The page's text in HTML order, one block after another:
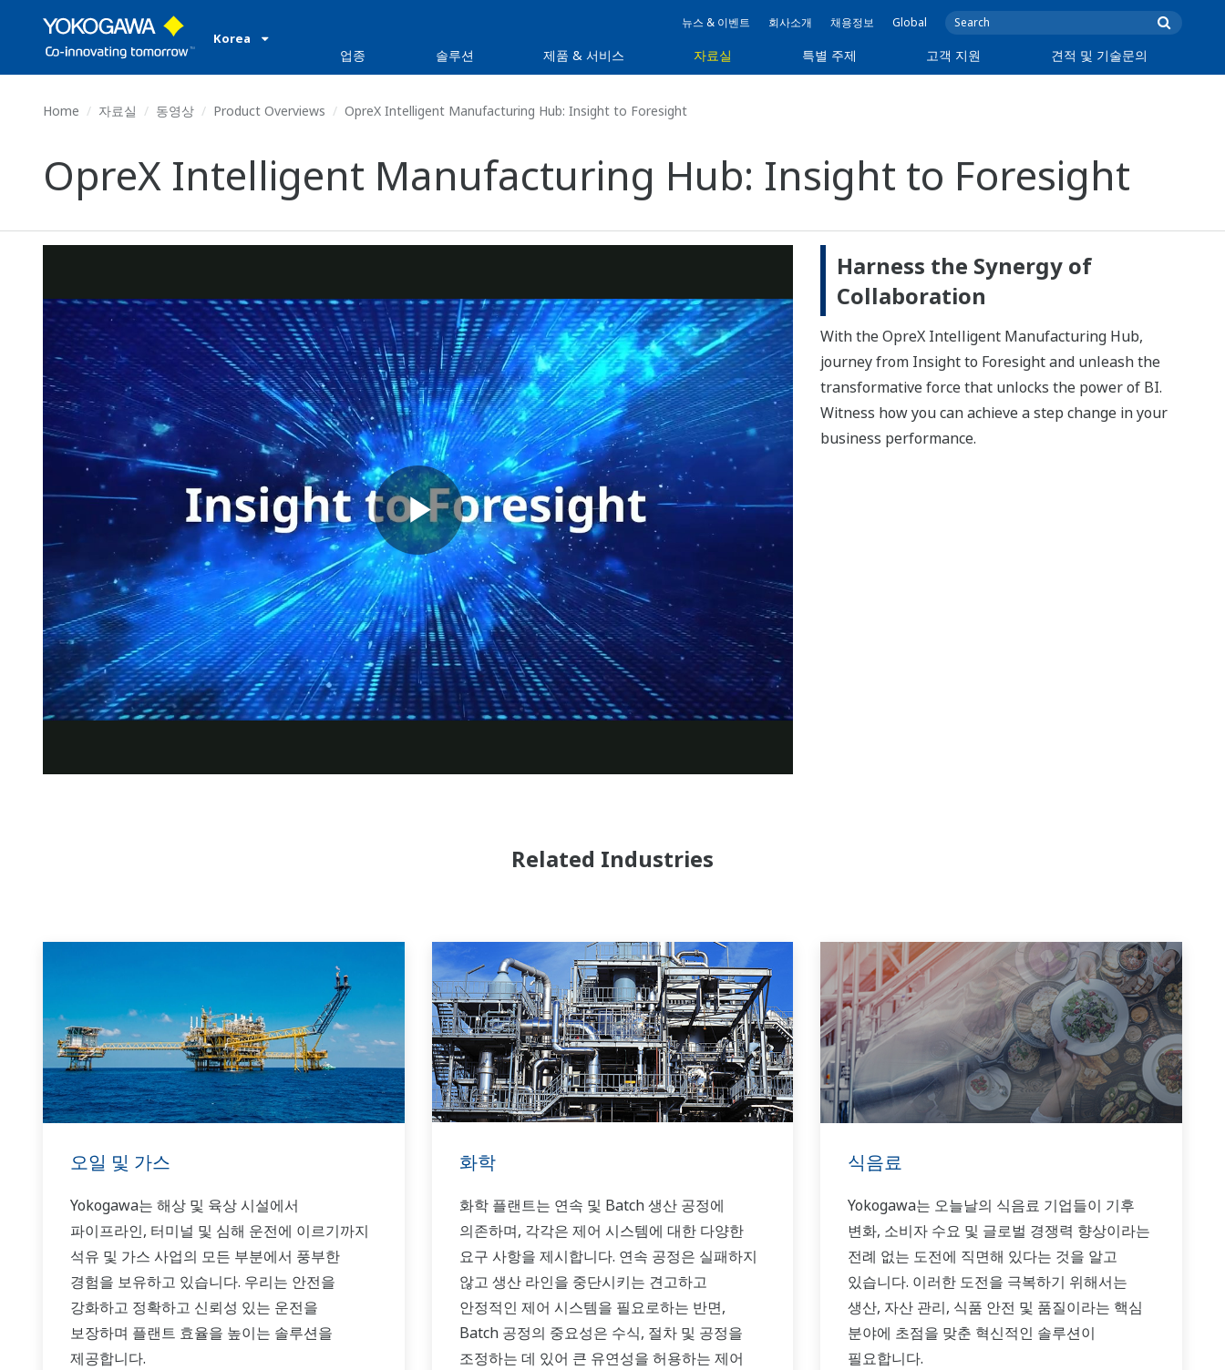
Korea
뉴스 & 이벤트 회사소개 채용정보 Global
업종 솔루션 제품 & 서비스 자료실 특별 주제 고객 지원 견적 및 기술문의
Home 자료실 동영상 Product Overviews OpreX Intelligent Manufacturing Hub: Insight to Foresight
OpreX Intelligent Manufacturing Hub: Insight to Foresight
Harness the Synergy of
Collaboration
With the OpreX Intelligent Manufacturing Hub,
journey from Insight to Foresight and unleash the
transformative force that unlocks the power of BI.
Witness how you can achieve a step change in your
business performance.
Related Industries
오일 및 가스
Yokogawa는 해상 및 육상 시설에서
파이프라인, 터미널 및 심해 운전에 이르기까지
석유 및 가스 사업의 모든 부분에서 풍부한
경험을 보유하고 있습니다. 우리는 안전을
강화하고 정확하고 신뢰성 있는 운전을
보장하며 플랜트 효율을 높이는 솔루션을
제공합니다.
화학
화학 플랜트는 연속 및 Batch 생산 공정에
의존하며, 각각은 제어 시스템에 대한 다양한
요구 사항을 제시합니다. 연속 공정은 실패하지
않고 생산 라인을 중단시키는 견고하고
안정적인 제어 시스템을 필요로하는 반면,
Batch 공정의 중요성은 수식, 절차 및 공정을
조정하는 데 있어 큰 유연성을 허용하는 제어
식음료
Yokogawa는 오늘날의 식음료 기업들이 기후
변화, 소비자 수요 및 글로벌 경쟁력 향상이라는
전례 없는 도전에 직면해 있다는 것을 알고
있습니다. 이러한 도전을 극복하기 위해서는
생산, 자산 관리, 식품 안전 및 품질이라는 핵심
분야에 초점을 맞춘 혁신적인 솔루션이
필요합니다.